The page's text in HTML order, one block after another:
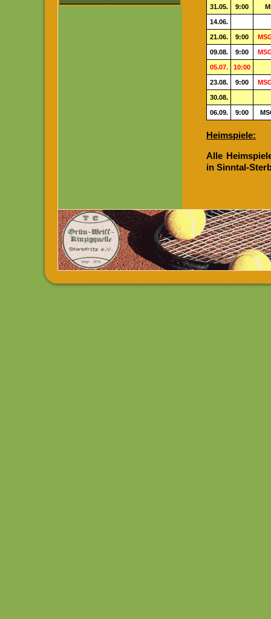
31.05. 9:00
14.06.
21.06. 9:00
09.08. 9:00
05.07. 10:00
23.08. 9:00
30.08.
06.09. 9:00
Heimspiele:
Alle
in Sinntal-